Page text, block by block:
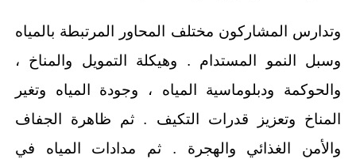
وتدارس المشاركون مختلف المحاور المرتبطة بالمياه
وسبل النمو المستدام . وهيكلة التمويل والمناخ ،
والحوكمة ودبلوماسية المياه ، وجودة المياه وتغير
المناخ وتعزيز قدرات التكيف . ثم ظاهرة الجفاف
والأمن الغذائي والهجرة . ثم مدادات المياه في